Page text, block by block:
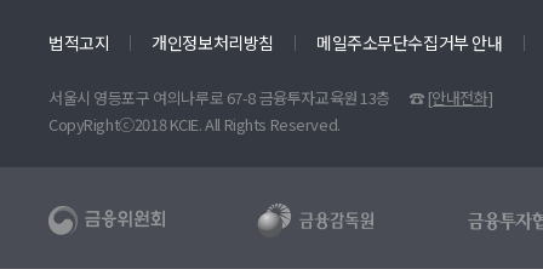
법적고지 개인정보처리방침 메일주소무단수집거부 안내
서울시 영등포구 여의나루로 67-8 금융투자교육원 13층 ☎ [안내전화]
CopyRightⓒ2018 KCIE. All Rights Reserved.